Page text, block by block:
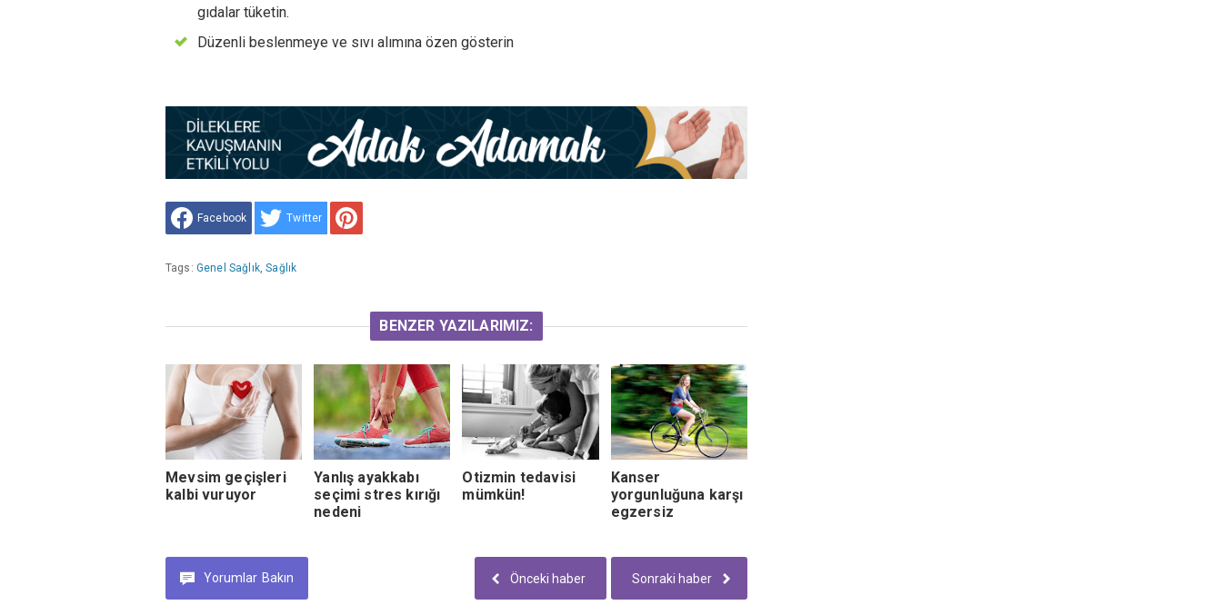
gıdalar tüketin.
Düzenli beslenmeye ve sıvı alımına özen gösterin
Facebook Twitter
Tags: Genel Sağlık,Sağlık
BENZER YAZILARIMIZ:
Mevsim geçişleri
kalbi vuruyor
Yanlış ayakkabı
seçimi stres kırığı
nedeni
Otizmin tedavisi
mümkün!
Kanser
yorgunluğuna karşı
egzersiz
Yorumlar Bakın Sonraki haber
Önceki haber